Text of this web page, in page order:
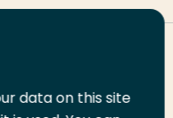
data on this site